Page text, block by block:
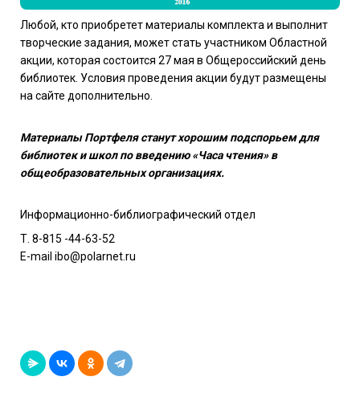
Любой, кто приобретет материалы комплекта и выполнит
творческие задания, может стать участником Областной
акции, которая состоится 27 мая в Общероссийский день
библиотек. Условия проведения акции будут размещены
на сайте дополнительно.
Материалы Портфеля станут хорошим подспорьем для
библиотек и школ по введению «Часа чтения» в
общеобразовательных организациях.
Информационно-библиографический отдел
Т. 8-815 -44-63-52
E-mail ibo@polarnet.ru